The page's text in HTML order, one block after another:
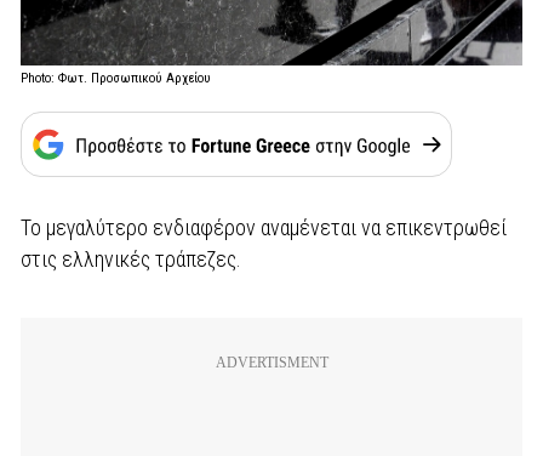
Photo: Φωτ. Προσωπικού Αρχείου
Το μεγαλύτερο ενδιαφέρον αναμένεται να επικεντρωθεί
στις ελληνικές τράπεζες.